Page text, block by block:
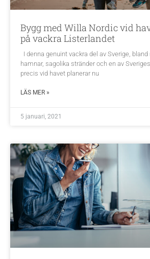
Bygg med Willa Nordic vid
på vackra Listerlandet
I denna genuint vackra del av Sverige,
hamnar, sagolika stränder och en av
precis vid havet planerar nu
LÄS MER »
5 januari, 2021